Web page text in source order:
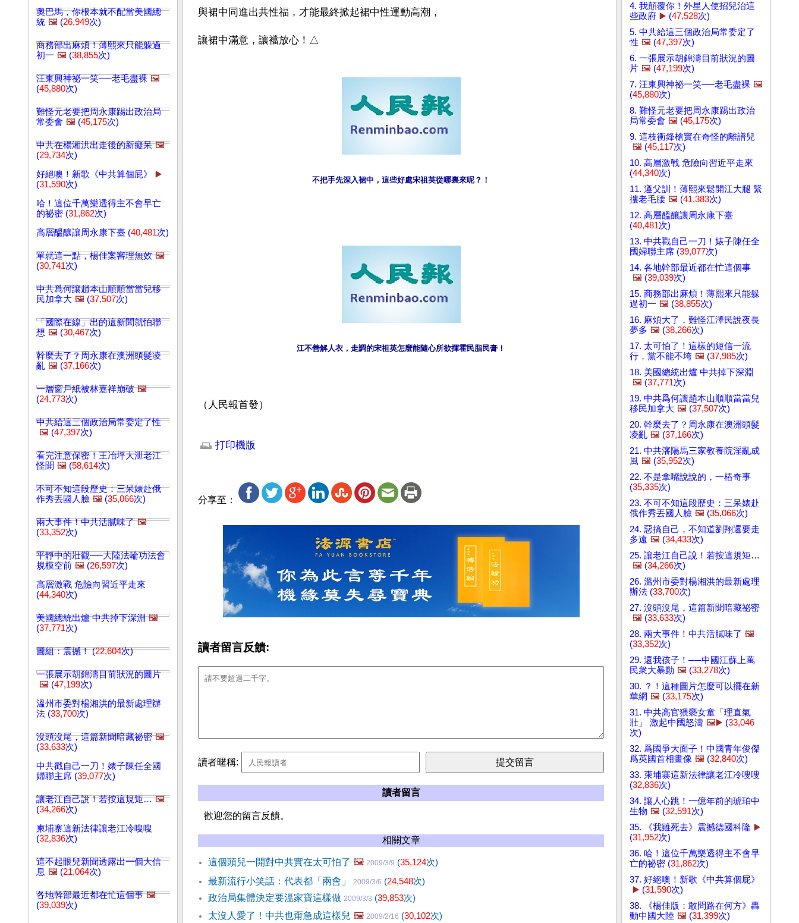
奧巴馬，你根本就不配當美國總
統 🖼️ (26,949次)
商務部出麻煩！薄熙來只能躲過
初一 🖼️ (38,855次)
汪東興神祕一笑──老毛盡裸 🖼️
(45,880次)
難怪元老要把周永康踢出政治局
常委會 🖼️ (45,175次)
中共在楊湘洪出走後的新癡呆 🖼️
(29,734次)
好絕噢！新歌《中共算個屁》
▶️
(31,590次)
哈！這位千萬樂透得主不會早亡
的祕密 (31,862次)
高層醞釀讓周永康下臺 (40,481次)
單就這一點，楊佳案審理無效 🖼️
(30,741次)
中共爲何讓趙本山順順當當兒移
民加拿大 🖼️ (37,507次)
「國際在線」出的這新聞就怕聯
想 🖼️ (30,467次)
幹麼去了？周永康在澳洲頭髮凌
亂 🖼️ (37,166次)
一層窗戶紙被林嘉祥崩破 🖼️
(24,773次)
中共給這三個政治局常委定了性
🖼️ (47,397次)
看完注意保密！王冶坪大泄老江
怪聞 🖼️ (58,614次)
不可不知這段歷史：三呆婊赴俄
作秀丟國人臉 🖼️ (35,066次)
兩大事件！中共活膩味了 🖼️
(33,352次)
平靜中的壯觀──大陸法輪功法會
規模空前 🖼️ (26,597次)
高層激戰 危險向習近平走來
(44,340次)
美國總統出爐 中共掉下深淵 🖼️
(37,771次)
圖組：震撼！ (22,604次)
一張展示胡錦濤目前狀況的圖片
🖼️ (47,199次)
溫州市委對楊湘洪的最新處理辦
法 (33,700次)
沒頭沒尾，這篇新聞暗藏祕密 🖼️
(33,633次)
中共戳自己一刀！婊子陳任全國
婦聯主席 (39,077次)
讓老江自己說！若按這規矩… 🖼️
(34,266次)
柬埔寨這新法律讓老江冷嗖嗖
(32,836次)
這不起眼兒新聞透露出一個大信
息 🖼️ (21,064次)
各地幹部最近都在忙這個事 🖼️
(39,039次)
與裙中同進出共性福，才能最終掀起裙中性運動高潮，
讓裙中滿意，讓襠放心！△
不把手先深入裙中，這些好處宋祖英從哪裏來呢？！
江不善解人衣，走調的宋祖英怎麼能隨心所欲揮霍民脂民膏！
（人民報首發）
打印機版
分享至：
讀者留言反饋:
讀者暱稱:
讀者留言
歡迎您的留言反饋。
相關文章
這個頭兒一開對中共實在太可怕了 🖼️ 2009/3/9 (35,124次)
最新流行小笑話：代表都「兩會」
2009/3/6 (24,548次)
政治局集體決定要溫家寶這樣做 2009/3/3 (39,853次)
太沒人愛了！中共也甭急成這樣兒 🖼️ 2009/2/16 (30,102次)
4. 我顛覆你！外星人使招兒治這
些政府 ▶️ (47,528次)
5. 中共給這三個政治局常委定了
性 🖼️ (47,397次)
6. 一張展示胡錦濤目前狀況的圖
片 🖼️ (47,199次)
7. 汪東興神祕一笑──老毛盡裸 🖼️
(45,880次)
8. 難怪元老要把周永康踢出政治
局常委會 🖼️ (45,175次)
9. 這枝衝鋒槍實在奇怪的離譜兒
🖼️ (45,117次)
10. 高層激戰 危險向習近平走來
(44,340次)
11. 遵父訓！薄熙來鬆開江大腿 緊
摟老毛腰 🖼️ (41,383次)
12. 高層醞釀讓周永康下臺
(40,481次)
13. 中共戳自己一刀！婊子陳任全
國婦聯主席 (39,077次)
14. 各地幹部最近都在忙這個事
🖼️ (39,039次)
15. 商務部出麻煩！薄熙來只能躲
過初一 🖼️ (38,855次)
16. 麻煩大了，難怪江澤民說夜長
夢多 🖼️ (38,266次)
17. 太可怕了！這樣的短信一流
行，黨不能不垮 🖼️ (37,985次)
18. 美國總統出爐 中共掉下深淵
🖼️ (37,771次)
19. 中共爲何讓趙本山順順當當兒
移民加拿大 🖼️ (37,507次)
20. 幹麼去了？周永康在澳洲頭髮
凌亂 🖼️ (37,166次)
21. 中共瀋陽馬三家教養院淫亂成
風 🖼️ (35,952次)
22. 不是拿嘴說說的，一樁奇事
(35,335次)
23. 不可不知這段歷史：三呆婊赴
俄作秀丟國人臉 🖼️ (35,066次)
24. 惡搞自己，不知道劉翔還要走
多遠 🖼️ (34,433次)
25. 讓老江自己說！若按這規矩…
🖼️ (34,266次)
26. 溫州市委對楊湘洪的最新處理
辦法 (33,700次)
27. 沒頭沒尾，這篇新聞暗藏祕密
🖼️ (33,633次)
28. 兩大事件！中共活膩味了 🖼️
(33,352次)
29. 還我孩子！──中國江蘇上萬
民衆大暴動 🖼️ (33,278次)
30. ？！這種圖片怎麼可以擺在新
華網 🖼️ (33,175次)
31. 中共高官猥褻女童「理直氣
壯」 激起中國怒濤 🖼️▶️ (33,046
次)
32. 爲國爭大面子！中國青年俊傑
爲英國首相畫像 🖼️ (32,840次)
33. 柬埔寨這新法律讓老江冷嗖嗖
(32,836次)
34. 讓人心跳！一億年前的琥珀中
生物 🖼️ (32,591次)
35. 《我雖死去》震撼德國科隆 ▶️
(31,952次)
36. 哈！這位千萬樂透得主不會早
亡的祕密 (31,862次)
37. 好絕噢！新歌《中共算個屁》
▶️ (31,590次)
38. 《楊佳版：敢問路在何方》轟
動中國大陸 🖼️ (31,399次)